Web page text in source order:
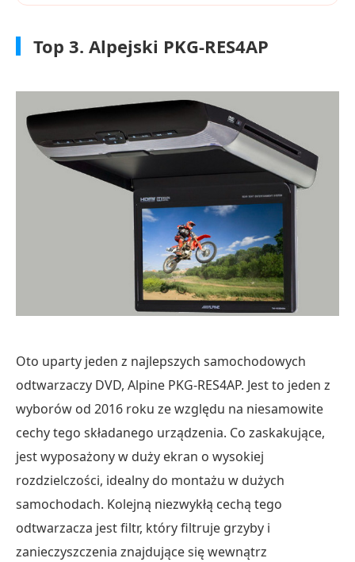
Top 3. Alpejski PKG-RES4AP
Oto uparty jeden z najlepszych samochodowych
odtwarzaczy DVD, Alpine PKG-RES4AP. Jest to jeden z
wyborów od 2016 roku ze względu na niesamowite
cechy tego składanego urządzenia. Co zaskakujące,
jest wyposażony w duży ekran o wysokiej
rozdzielczości, idealny do montażu w dużych
samochodach. Kolejną niezwykłą cechą tego
odtwarzacza jest filtr, który filtruje grzyby i
zanieczyszczenia znajdujące się wewnątrz